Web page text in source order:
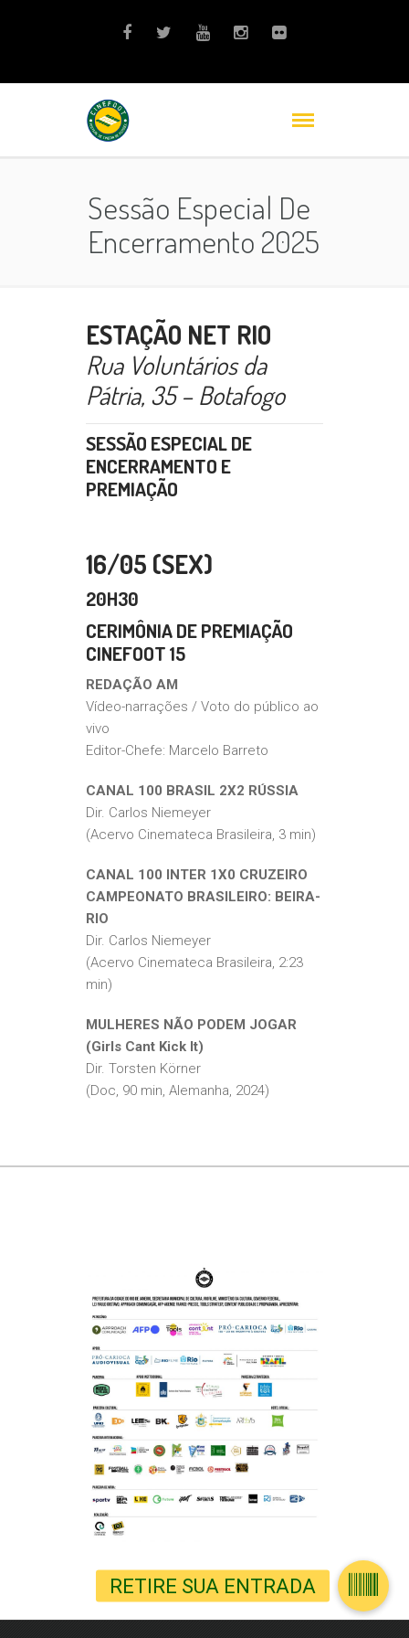
Sessão Especial De
Encerramento 2025
ESTAÇÃO NET RIO
Rua Voluntários da
Pátria, 35 – Botafogo
SESSÃO ESPECIAL DE
ENCERRAMENTO E
PREMIAÇÃO
16/05 (SEX)
20H30
CERIMÔNIA DE PREMIAÇÃO
CINEFOOT 15
REDAÇÃO AM
Vídeo-narrações / Voto do público ao
vivo
Editor-Chefe: Marcelo Barreto
CANAL 100 BRASIL 2X2 RÚSSIA
Dir. Carlos Niemeyer
(Acervo Cinemateca Brasileira, 3 min)
CANAL 100 INTER 1X0 CRUZEIRO
CAMPEONATO BRASILEIRO: BEIRA-
RIO
Dir. Carlos Niemeyer
(Acervo Cinemateca Brasileira, 2:23
min)
MULHERES NÃO PODEM JOGAR
(Girls Cant Kick It)
Dir. Torsten Körner
(Doc, 90 min, Alemanha, 2024)